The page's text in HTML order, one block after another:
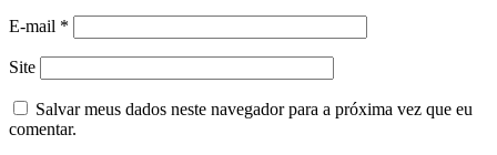
E-mail *
Site
Salvar meus dados neste navegador para a próxima vez que eu
comentar.